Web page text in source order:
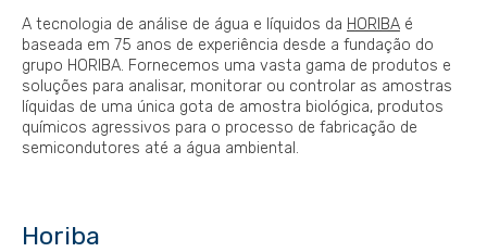
A tecnologia de análise de água e líquidos da HORIBA é
baseada em 75 anos de experiência desde a fundação do
grupo HORIBA. Fornecemos uma vasta gama de produtos e
soluções para analisar, monitorar ou controlar as amostras
líquidas de uma única gota de amostra biológica, produtos
químicos agressivos para o processo de fabricação de
semicondutores até a água ambiental.
Horiba